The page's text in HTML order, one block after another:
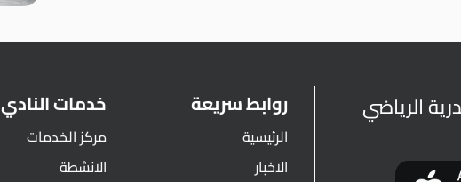
الرياضي روابط سريعة
الرئيسية
الاخبار
خدمات النادي
مركز الخدمات
الانشطة